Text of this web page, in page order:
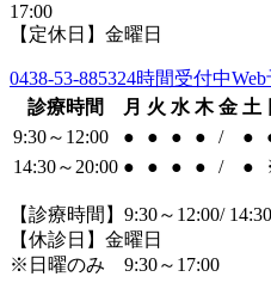
17:00
【定休日】金曜日
0438-53-885324時間受付中Web
診療時間
月 火 水 木 金 土
9:30～12:00
● ● ● ● / ●
14:30～20:00 ● ● ● ● / ●
【診療時間】9:30～12:00/
【休診日】金曜日
※日曜のみ 9:30～17:00